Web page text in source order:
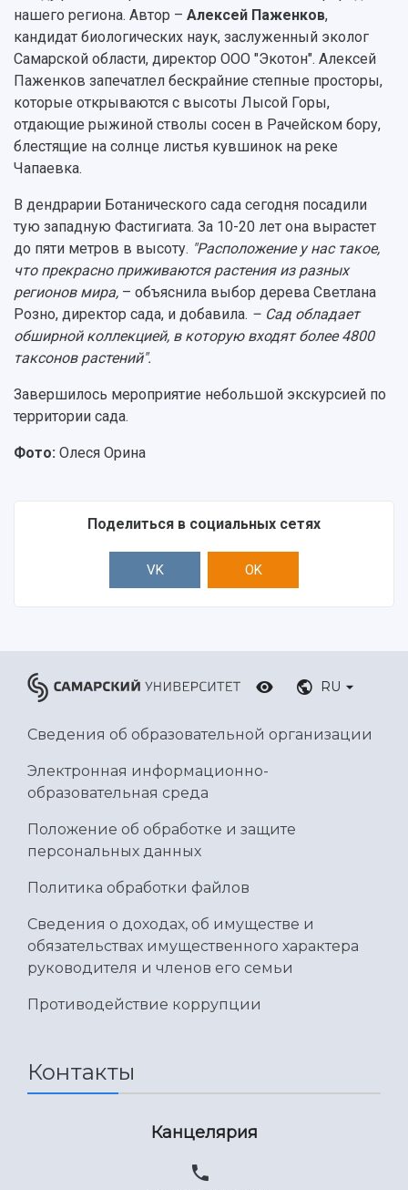
нашего региона. Автор – Алексей Паженков,
кандидат биологических наук, заслуженный эколог
Самарской области, директор ООО "Экотон". Алексей
Паженков запечатлел бескрайние степные просторы,
которые открываются с высоты Лысой Горы,
отдающие рыжиной стволы сосен в Рачейском бору,
блестящие на солнце листья кувшинок на реке
Чапаевка.
В дендрарии Ботанического сада сегодня посадили
тую западную Фастигиата. За 10-20 лет она вырастет
до пяти метров в высоту. "Расположение у нас такое,
что прекрасно приживаются растения из разных
регионов мира, – объяснила выбор дерева Светлана
Розно, директор сада, и добавила. – Сад обладает
обширной коллекцией, в которую входят более 4800
таксонов растений".
Завершилось мероприятие небольшой экскурсией по
территории сада.
Фото: Олеся Орина
Поделиться в социальных сетях
VK OK
RU
Сведения об образовательной организации
Электронная информационно-
образовательная среда
Положение об обработке и защите
персональных данных
Политика обработки файлов
Сведения о доходах, об имуществе и
обязательствах имущественного характера
руководителя и членов его семьи
Противодействие коррупции
Контакты
Канцелярия